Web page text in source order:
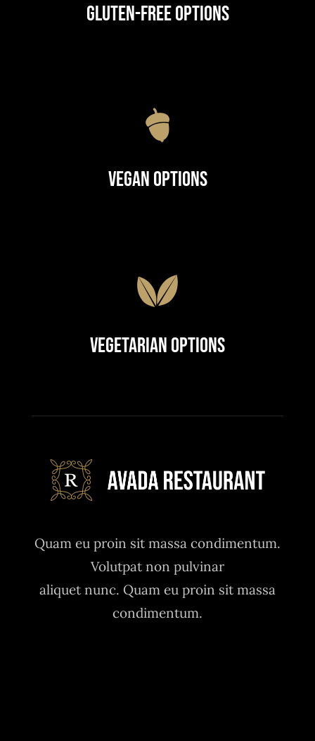
Gluten-Free Options
Vegan Options
Vegetarian Options
Quam eu proin sit massa condimentum.
Volutpat non pulvinar
aliquet nunc. Quam eu proin sit massa
condimentum.